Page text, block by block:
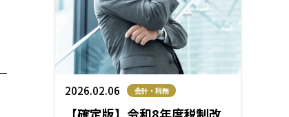
2026.02.06 会計・税務
【確定版】令和8年度税制改